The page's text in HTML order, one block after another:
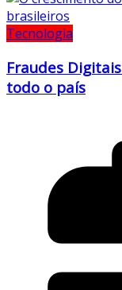
Tecnologia
Fraudes
todo o país